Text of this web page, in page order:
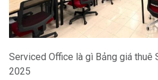
Serviced Office là gì Bảng giá thuê
2025